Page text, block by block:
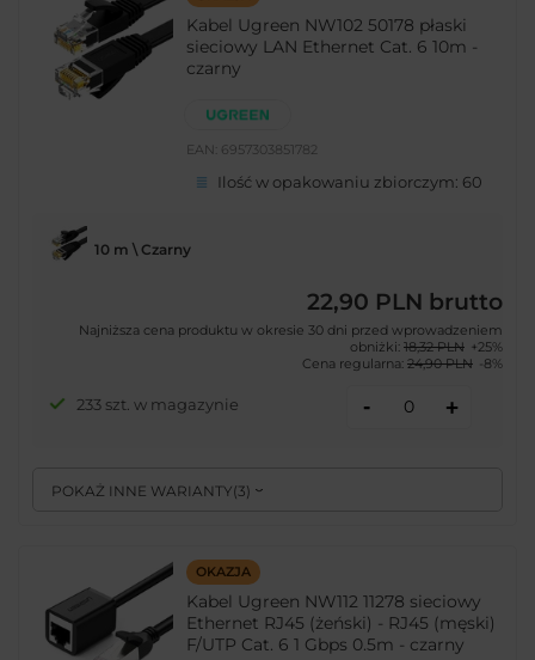
Kabel Ugreen NW102 50178 płaski
sieciowy LAN Ethernet Cat. 6 10m -
czarny
EAN: 6957303851782
Ilość w opakowaniu zbiorczym: 60
POKAŻ INNE WARIANTY( 3)
10 m \ Czarny
22,90 PLN brutto
Najniższa cena produktu w okresie 30 dni przed wprowadzeniem
obniżki: 18,32 PLN +25%
Cena regularna: 24,90 PLN -8%
233 szt. w magazynie - +
OKAZJA
Kabel Ugreen NW112 11278 sieciowy
Ethernet RJ45 (żeński) - RJ45 (męski)
F/UTP Cat. 6 1 Gbps 0.5m - czarny